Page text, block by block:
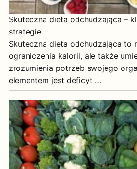
Skuteczna dieta odchudzająca –
strategie
Skuteczna dieta odchudzająca to
ograniczenia kalorii, ale także
zrozumienia potrzeb swojego
elementem jest deficyt …